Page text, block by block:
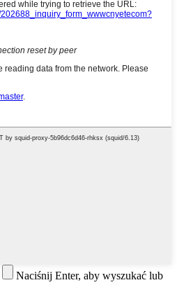
Naciśnij Enter, aby wyszukać lub